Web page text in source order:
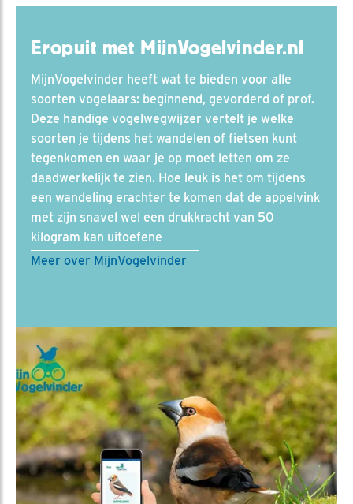
Eropuit met MijnVogelvinder.nl
MijnVogelvinder heeft wat te bieden voor alle
soorten vogelaars: beginnend, gevorderd of prof.
Deze handige vogelwegwijzer vertelt je welke
soorten je tijdens het wandelen of fietsen kunt
tegenkomen en waar je op moet letten om ze
daadwerkelijk te zien. Hoe leuk is het om tijdens
een wandeling erachter te komen dat de appelvink
met zijn snavel wel een drukkracht van 50
kilogram kan uitoefene
Meer over MijnVogelvinder